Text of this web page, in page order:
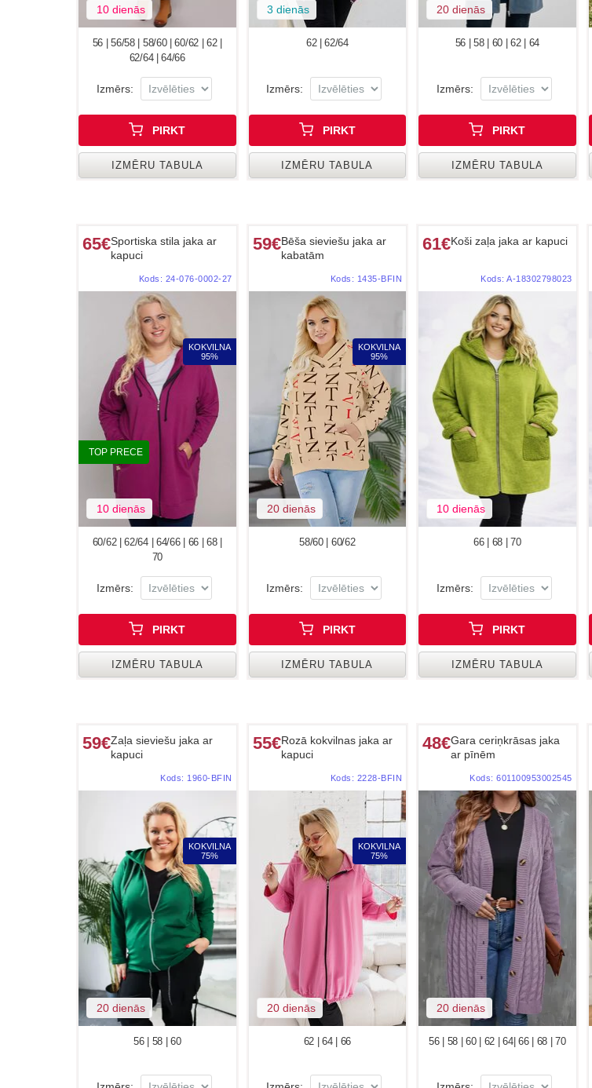
10 dienās
56 | 56/58 | 58/60 | 60/62 | 62 |
62/64 | 64/66
Izmērs:
PIRKT
IZMĒRU TABULA
3 dienās
62 | 62/64
Izmērs:
PIRKT
IZMĒRU TABULA
20 dienās
56 | 58 | 60 | 62 | 64
Izmērs:
PIRKT
IZMĒRU TABULA
65€Sportiska stila jaka ar
kapuci
Kods: 24-076-0002-27
KOKVILNA
95%
TOP PRECE
10 dienās
60/62 | 62/64 | 64/66 | 66 | 68 |
70
Izmērs:
PIRKT
IZMĒRU TABULA
59€Bēša sieviešu jaka ar
kabatām
Kods: 1435-BFIN
KOKVILNA
95%
20 dienās
58/60 | 60/62
Izmērs:
PIRKT
IZMĒRU TABULA
61€Koši zaļa jaka ar kapuci
Kods:A-18302798023
10 dienās
66 | 68 | 70
Izmērs:
PIRKT
IZMĒRU TABULA
59€Zaļa sieviešu jaka ar
kapuci
Kods: 1960-BFIN
KOKVILNA
75%
20 dienās
56 | 58 | 60
55€Rozā kokvilnas jaka ar
kapuci
Kods: 2228-BFIN
KOKVILNA
75%
20 dienās
62 | 64 | 66
48€Gara ceriņkrāsas jaka
ar pīnēm
Kods:601100953002545
20 dienās
56 | 58 | 60 | 62 | 64| 66 | 68 | 70